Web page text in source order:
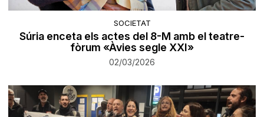
SOCIETAT
Súria enceta els actes del 8-M amb el teatre-
fòrum «Àvies segle XXI»
02/03/2026